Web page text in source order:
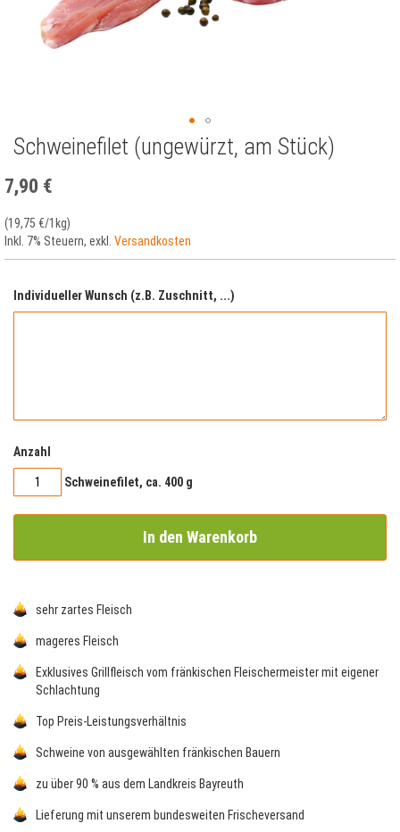
Zum
der
Bildergalerie
Schweinefilet (ungewürzt, am Stück)
7,90 €
(19,75 €/1kg)
Inkl. 7% Steuern, exkl. Versandkosten
Individueller Wunsch (z.B. Zuschnitt, ...)
Anzahl
Schweinefilet, ca. 400 g
In den Warenkorb
sehr zartes Fleisch
mageres Fleisch
Exklusives Grillfleisch vom fränkischen Fleischermeister mit eigener
Schlachtung
Top Preis-Leistungsverhältnis
Schweine von ausgewählten fränkischen Bauern
zu über 90 % aus dem Landkreis Bayreuth
Lieferung mit unserem bundesweiten Frischeversand